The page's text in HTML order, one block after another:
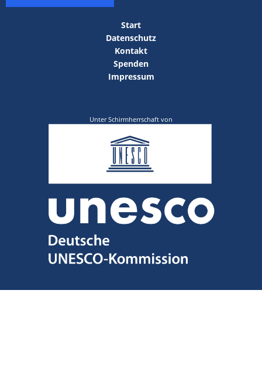
Start
Datenschutz
Kontakt
Spenden
Impressum
Unter Schirmherrschaft von